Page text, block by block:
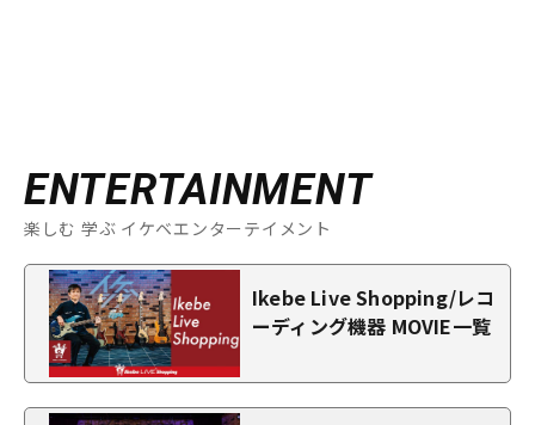
ENTERTAINMENT
楽しむ 学ぶ イケベエンターテイメント
Ikebe Live Shopping/レコ
ーディング機器 MOVIE一覧